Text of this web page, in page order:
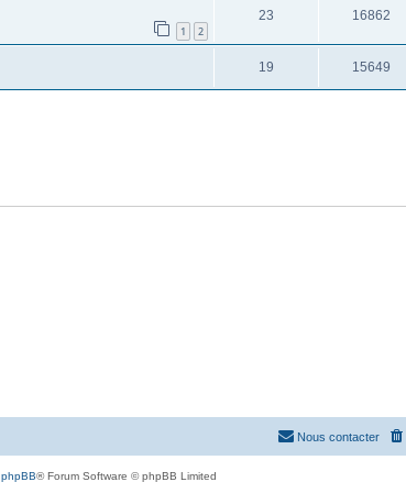
1 2
23 16862
19 15649
Nous contacter
phpBB® Forum Software © phpBB Limited